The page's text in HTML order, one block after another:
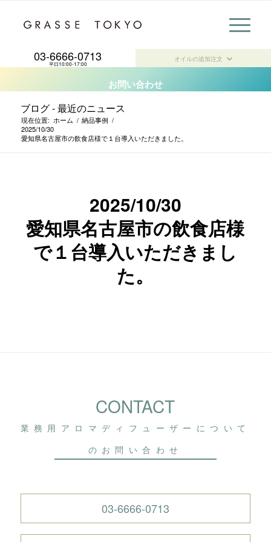
03-6666-0713
平日10:00-17:00
オイルの追加注文
お問い合わせ
ブログ - 最近のニュース
現在位置: ホーム / 納品事例 /
2025/10/30
愛知県名古屋市の飲食店様で１台導入いただきました。
2025/10/30
愛知県名古屋市の飲食店様
で１台導入いただきまし
た。
CONTACT
業務用アロマディフューザーについて
のお問い合わせ
03-6666-0713